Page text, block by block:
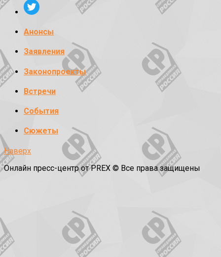
Анонсы
Заявления
Законопроекты
Встречи
События
Сюжеты
Наверх
Онлайн пресс-центр от PREX © Все права защищены